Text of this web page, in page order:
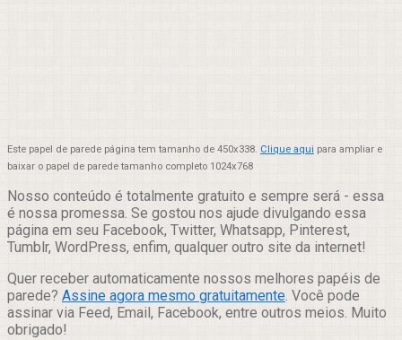
Este papel de parede página tem tamanho de 450x338. Clique aqui para ampliar e
baixar o papel de parede tamanho completo 1024x768
Nosso conteúdo é totalmente gratuito e sempre será - essa
é nossa promessa. Se gostou nos ajude divulgando essa
página em seu Facebook, Twitter, Whatsapp, Pinterest,
Tumblr, WordPress, enfim, qualquer outro site da internet!
Quer receber automaticamente nossos melhores papéis de
parede? Assine agora mesmo gratuitamente. Você pode
assinar via Feed, Email, Facebook, entre outros meios. Muito
obrigado!